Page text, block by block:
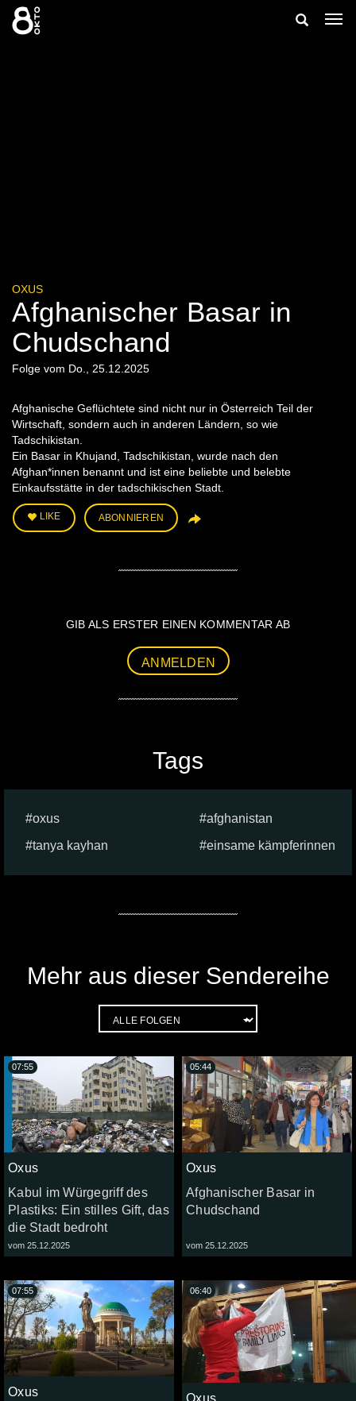
Zum
Inhalt
springen
Suche
OXUS
Afghanischer Basar in
Chudschand
Folge vom Do., 25.12.2025
Afghanische Geflüchtete sind nicht nur in Österreich Teil der
Wirtschaft, sondern auch in anderen Ländern, so wie
Tadschikistan.
Ein Basar in Khujand, Tadschikistan, wurde nach den
Afghan*innen benannt und ist eine beliebte und belebte
Einkaufsstätte in der tadschikischen Stadt.
LIKE ABONNIEREN
GIB ALS ERSTER EINEN KOMMENTAR AB
ANMELDEN
Tags
oxus
afghanistan
tanya kayhan
einsame kämpferinnen
Mehr aus dieser Sendereihe
Oxus
Kabul im Würgegriff des
Plastiks: Ein stilles Gift, das
die Stadt bedroht
vom 25.12.2025
07:55
Oxus
Afghanischer Basar in
Chudschand
vom 25.12.2025
05:44
Oxus
07:55
Oxus
06:40